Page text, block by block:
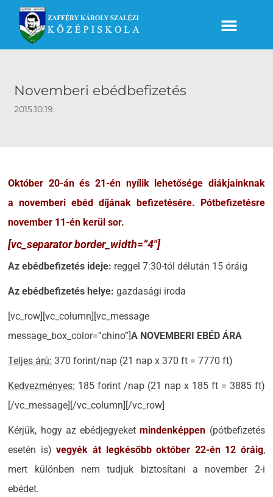
Novemberi ebédbefizetés
2015.10.19.
Október 20-án és 21-én nyílik lehetősége diákjainknak
a novemberi ebéd díjának befizetésére. Pótbefizetésre
november 11-én kerül sor.
[vc_separator border_width=”4″]
Az ebédbefizetés ideje: reggel 7:30-tól délután 15 óráig
Az ebédbefizetés helye: gazdasági iroda
[vc_row][vc_column][vc_message
message_box_color=”chino”]A NOVEMBERI EBÉD ÁRA
Teljes árú: 370 forint/nap (21 nap x 370 ft = 7770 ft)
Kedvezményes: 185 forint /nap (21 nap x 185 ft = 3885 ft)
[/vc_message][/vc_column][/vc_row]
Kérjük, hogy az ebédjegyeketmindenképpen (pótbefizetés
esetén is)vegyék át legkésőbb október 22-én 12 óráig,
mert különben nem tudjuk biztosítani a november 2-i
ebédet.